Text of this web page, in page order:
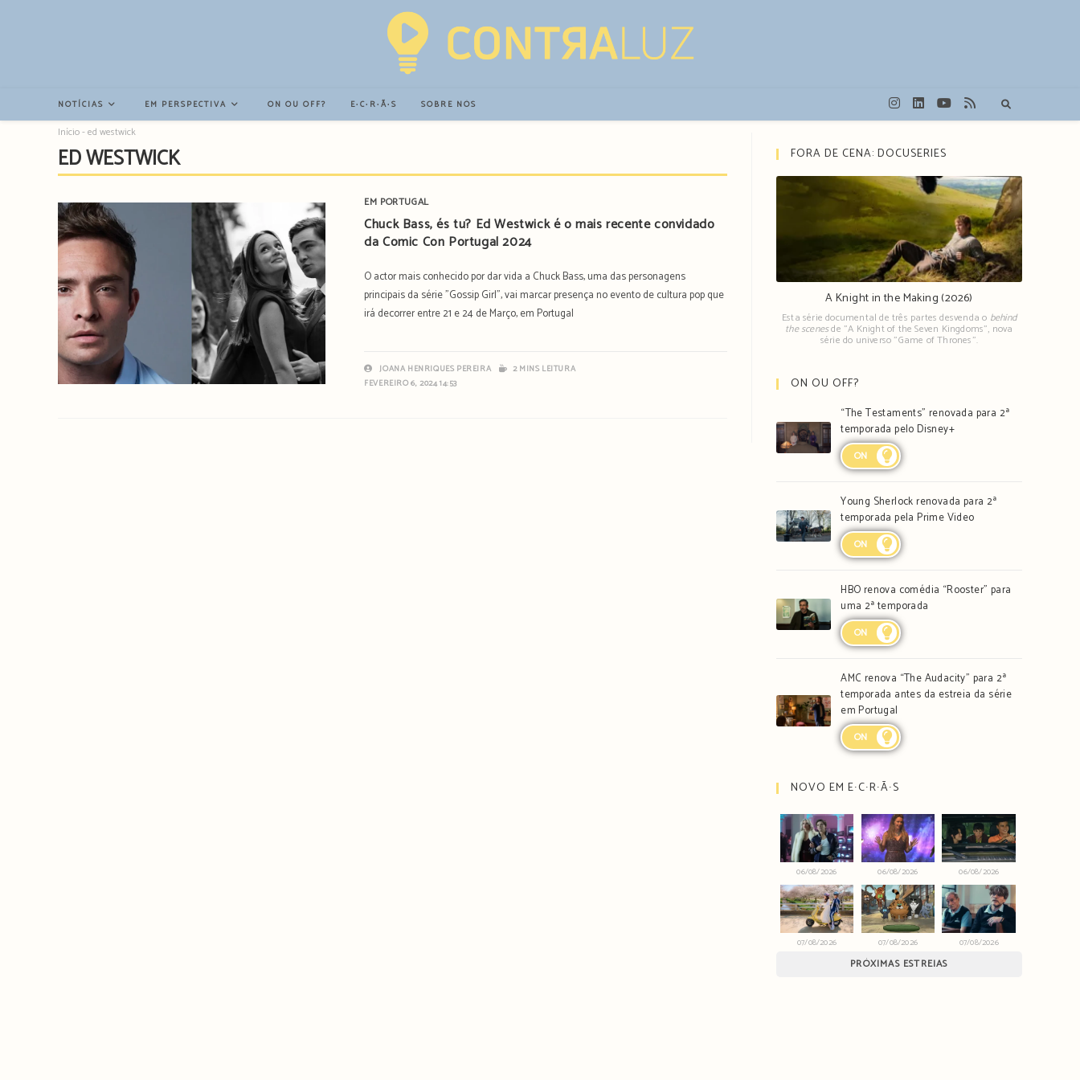
NOTÍCIAS EM PERSPECTIVA ON OU OFF? E∙C∙R∙Ã∙S SOBRE NÓS
Início-ed westwick
ED WESTWICK
EM PORTUGAL
Chuck Bass, és tu? Ed Westwick é o mais recente convidado
da Comic Con Portugal 2024
O actor mais conhecido por dar vida a Chuck Bass, uma das personagens
principais da série "Gossip Girl", vai marcar presença no evento de cultura pop que
irá decorrer entre 21 e 24 de Março, em Portugal
JOANA HENRIQUES PEREIRA
2 MINS LEITURA
FEVEREIRO 6, 2024 14:53
FORA DE CENA: DOCUSERIES
A Knight in the Making (2026)
Esta série documental de três partes desvenda o behind
the scenesde "A Knight of the Seven Kingdoms", nova
série do universo "Game of Thrones".
ON OU OFF?
“The Testaments” renovada para 2ª
temporada pelo Disney+
ON
Young Sherlock renovada para 2ª
temporada pela Prime Video
ON
HBO renova comédia “Rooster” para
uma 2ª temporada
ON
AMC renova “The Audacity” para 2ª
temporada antes da estreia da série
em Portugal
ON
NOVO EM E∙C∙R∙Ã∙S
06/08/2026 06/08/2026 06/08/2026
07/08/2026 07/08/2026 07/08/2026
PRÓXIMAS ESTREIAS